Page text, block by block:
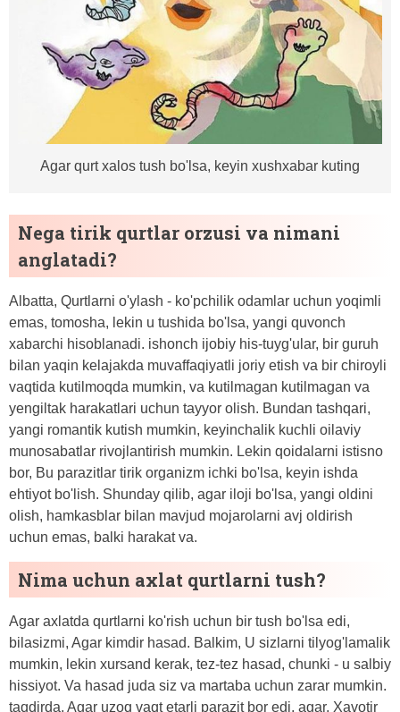
Agar qurt xalos tush bo'lsa, keyin xushxabar kuting
Nega tirik qurtlar orzusi va nimani
anglatadi?
Albatta, Qurtlarni o'ylash - ko'pchilik odamlar uchun yoqimli
emas, tomosha, lekin u tushida bo'lsa, yangi quvonch
xabarchi hisoblanadi. ishonch ijobiy his-tuyg'ular, bir guruh
bilan yaqin kelajakda muvaffaqiyatli joriy etish va bir chiroyli
vaqtida kutilmoqda mumkin, va kutilmagan kutilmagan va
yengiltak harakatlari uchun tayyor olish. Bundan tashqari,
yangi romantik kutish mumkin, keyinchalik kuchli oilaviy
munosabatlar rivojlantirish mumkin. Lekin qoidalarni istisno
bor, Bu parazitlar tirik organizm ichki bo'lsa, keyin ishda
ehtiyot bo'lish. Shunday qilib, agar iloji bo'lsa, yangi oldini
olish, hamkasblar bilan mavjud mojarolarni avj oldirish
uchun emas, balki harakat va.
Nima uchun axlat qurtlarni tush?
Agar axlatda qurtlarni ko'rish uchun bir tush bo'lsa edi,
bilasizmi, Agar kimdir hasad. Balkim, U sizlarni tilyog'lamalik
mumkin, lekin xursand kerak, tez-tez hasad, chunki - u salbiy
hissiyot. Va hasad juda siz va martaba uchun zarar mumkin.
taqdirda, Agar uzoq vaqt etarli parazit bor edi, agar, Xavotir